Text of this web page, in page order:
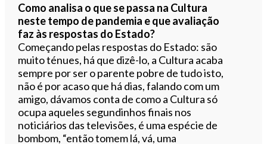
Como analisa o que se passa na Cultura
neste tempo de pandemia e que avaliação
faz às respostas do Estado?
Começando pelas respostas do Estado: são
muito ténues, há que dizê-lo, a Cultura acaba
sempre por ser o parente pobre de tudo isto,
não é por acaso que há dias, falando com um
amigo, dávamos conta de como a Cultura só
ocupa aqueles segundinhos finais nos
noticiários das televisões, é uma espécie de
bombom, “então tomem lá, vá, uma